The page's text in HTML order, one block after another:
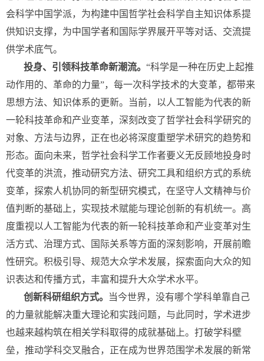
会科学中国学派，为构建中国哲学社会科学自主知识体系提
供知识支撑，为中国学者和国际学界展开平等对话、交流提
供学术底气。
投身、引领科技革命新潮流。 “科学是一种在历史上起推
动作用的、革命的力量”，每一次科学技术的大变革，都带来
思想方法、知识体系的更新。当前，以人工智能为代表的新
一轮科技革命和产业变革，深刻改变了哲学社会科学研究的
对象、方法与边界，正在也必将深度重塑学术研究的趋势和
形态。面向未来，哲学社会科学工作者要义无反顾地投身时
代变革的洪流，推动研究方法、研究工具和组织方式的系统
变革，探索人机协同的新型研究模式，在坚守人文精神与价
值判断的基础上，实现技术赋能与理论创新的有机统一。高
度重视以人工智能为代表的新一轮科技革命和产业变革对生
活方式、治理方式、国际关系等方面的深刻影响，开展前瞻
性研究。积极引导、规范大众学术发展，探索面向大众的知
识表达和传播方式，丰富和提升大众学术水平。
创新科研组织方式。
当今世界，没有哪个学科单靠自己
的力量就能解决重大理论和实践问题，与此同时，学术进步
也越来越构筑在相关学科取得的成就基础上。打破学科壁
垒，推动学科交叉融合，正在成为世界范围学术发展的新常